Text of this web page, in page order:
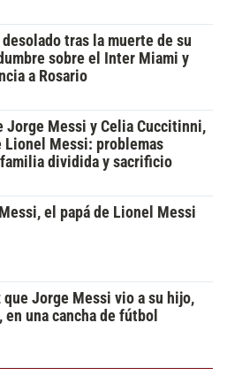
tras la muerte de su
sobre el Inter Miami y
a Rosario
Jorge Messi y Celia Cuccitinni,
Lionel Messi: problemas
dividida y sacrificio
el papá de Lionel Messi
que Jorge Messi vio a su hijo,
una cancha de fútbol